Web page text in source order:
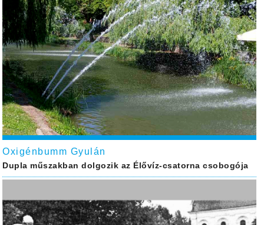
Oxigénbumm Gyulán
Dupla műszakban dolgozik az Élővíz-csatorna csobogója